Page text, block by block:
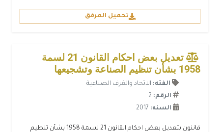
تحميل المرفق
تعديل بعض احكام القانون 21 لسمة
1958 بشأن تنظيم الصناعة وتشجيعها
الفئه: الاتحاد والغرف الصناعية
الرقم:
السنه:
قاننون بتعديل بعض احكام القانون 21 لسمة 1958 بشأن تنظيم